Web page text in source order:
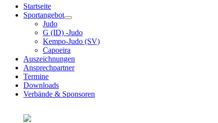
Startseite
Sportangebot
Judo
G (ID) -Judo
Kempo-Judo (SV)
Capoeira
Auszeichnungen
Ansprechpartner
Termine
Downloads
Verbände & Sponsoren